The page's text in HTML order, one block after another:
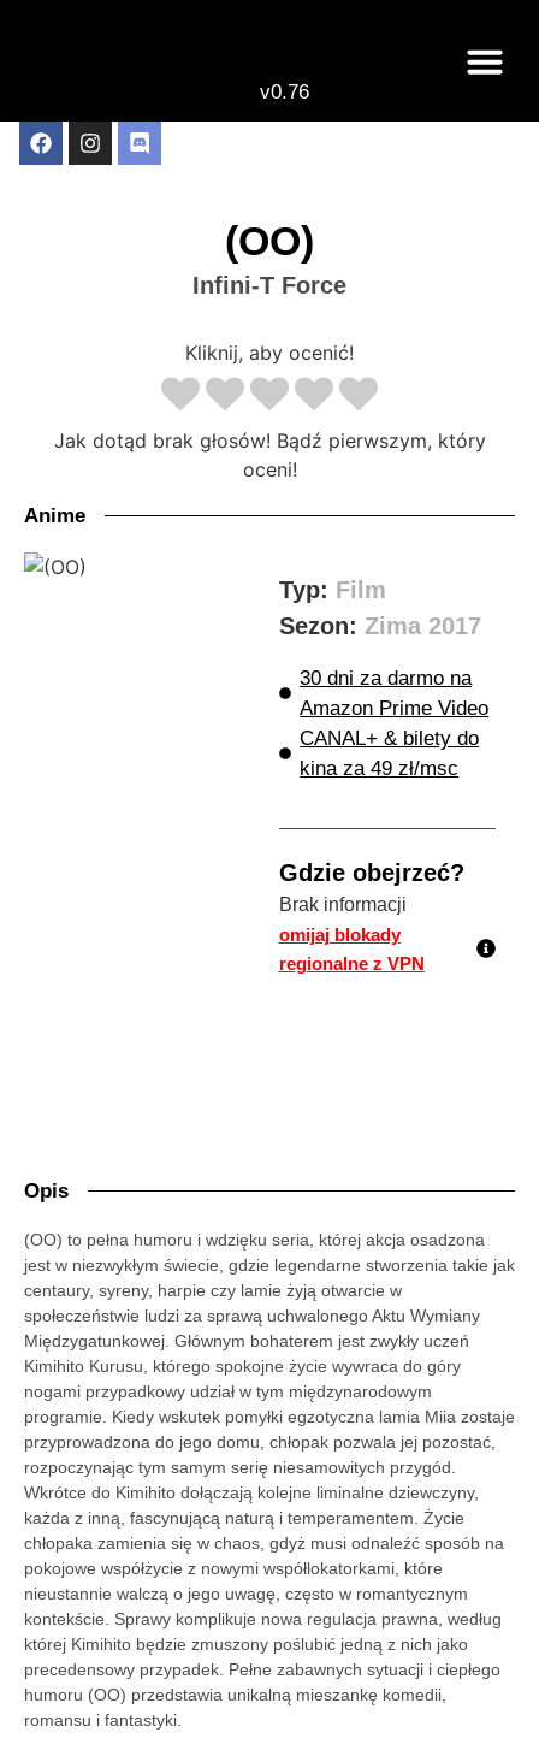
v0.76
(OO)
Infini-T Force
Kliknij, aby ocenić!
Jak dotąd brak głosów! Bądź pierwszym, który
oceni!
Anime
Typ: Film
Sezon: Zima 2017
30 dni za darmo na
Amazon Prime Video
CANAL+ & bilety do
kina za 49 zł/msc
Gdzie obejrzeć?
Brak informacji
omijaj blokady
regionalne z VPN
Opis
(OO) to pełna humoru i wdzięku seria, której akcja osadzona
jest w niezwykłym świecie, gdzie legendarne stworzenia takie jak
centaury, syreny, harpie czy lamie żyją otwarcie w
społeczeństwie ludzi za sprawą uchwalonego Aktu Wymiany
Międzygatunkowej. Głównym bohaterem jest zwykły uczeń
Kimihito Kurusu, którego spokojne życie wywraca do góry
nogami przypadkowy udział w tym międzynarodowym
programie. Kiedy wskutek pomyłki egzotyczna lamia Miia zostaje
przyprowadzona do jego domu, chłopak pozwala jej pozostać,
rozpoczynając tym samym serię niesamowitych przygód.
Wkrótce do Kimihito dołączają kolejne liminalne dziewczyny,
każda z inną, fascynującą naturą i temperamentem. Życie
chłopaka zamienia się w chaos, gdyż musi odnaleźć sposób na
pokojowe współżycie z nowymi współlokatorkami, które
nieustannie walczą o jego uwagę, często w romantycznym
kontekście. Sprawy komplikuje nowa regulacja prawna, według
której Kimihito będzie zmuszony poślubić jedną z nich jako
precedensowy przypadek. Pełne zabawnych sytuacji i ciepłego
humoru (OO) przedstawia unikalną mieszankę komedii,
romansu i fantastyki.